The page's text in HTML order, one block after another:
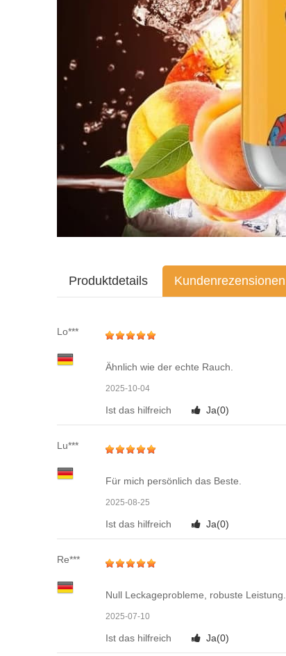
Produktdetails Kundenrezensionen
Lo***
Ähnlich wie der echte Rauch.
2025-10-04
Ist das hilfreich Ja(0)
Lu***
Für mich persönlich das Beste.
2025-08-25
Ist das hilfreich Ja(0)
Re***
Null Leckageprobleme, robuste Leistung.
2025-07-10
Ist das hilfreich Ja(0)